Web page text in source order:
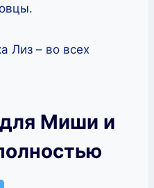
Лиз – во всех
Миши и